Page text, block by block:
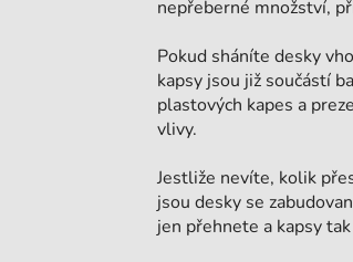
nepřeberné množství,
Pokud sháníte desky
kapsy jsou již součástí
plastových kapes a
vlivy.
Jestliže nevíte, kolik
jsou desky se
jen přehnete a kapsy